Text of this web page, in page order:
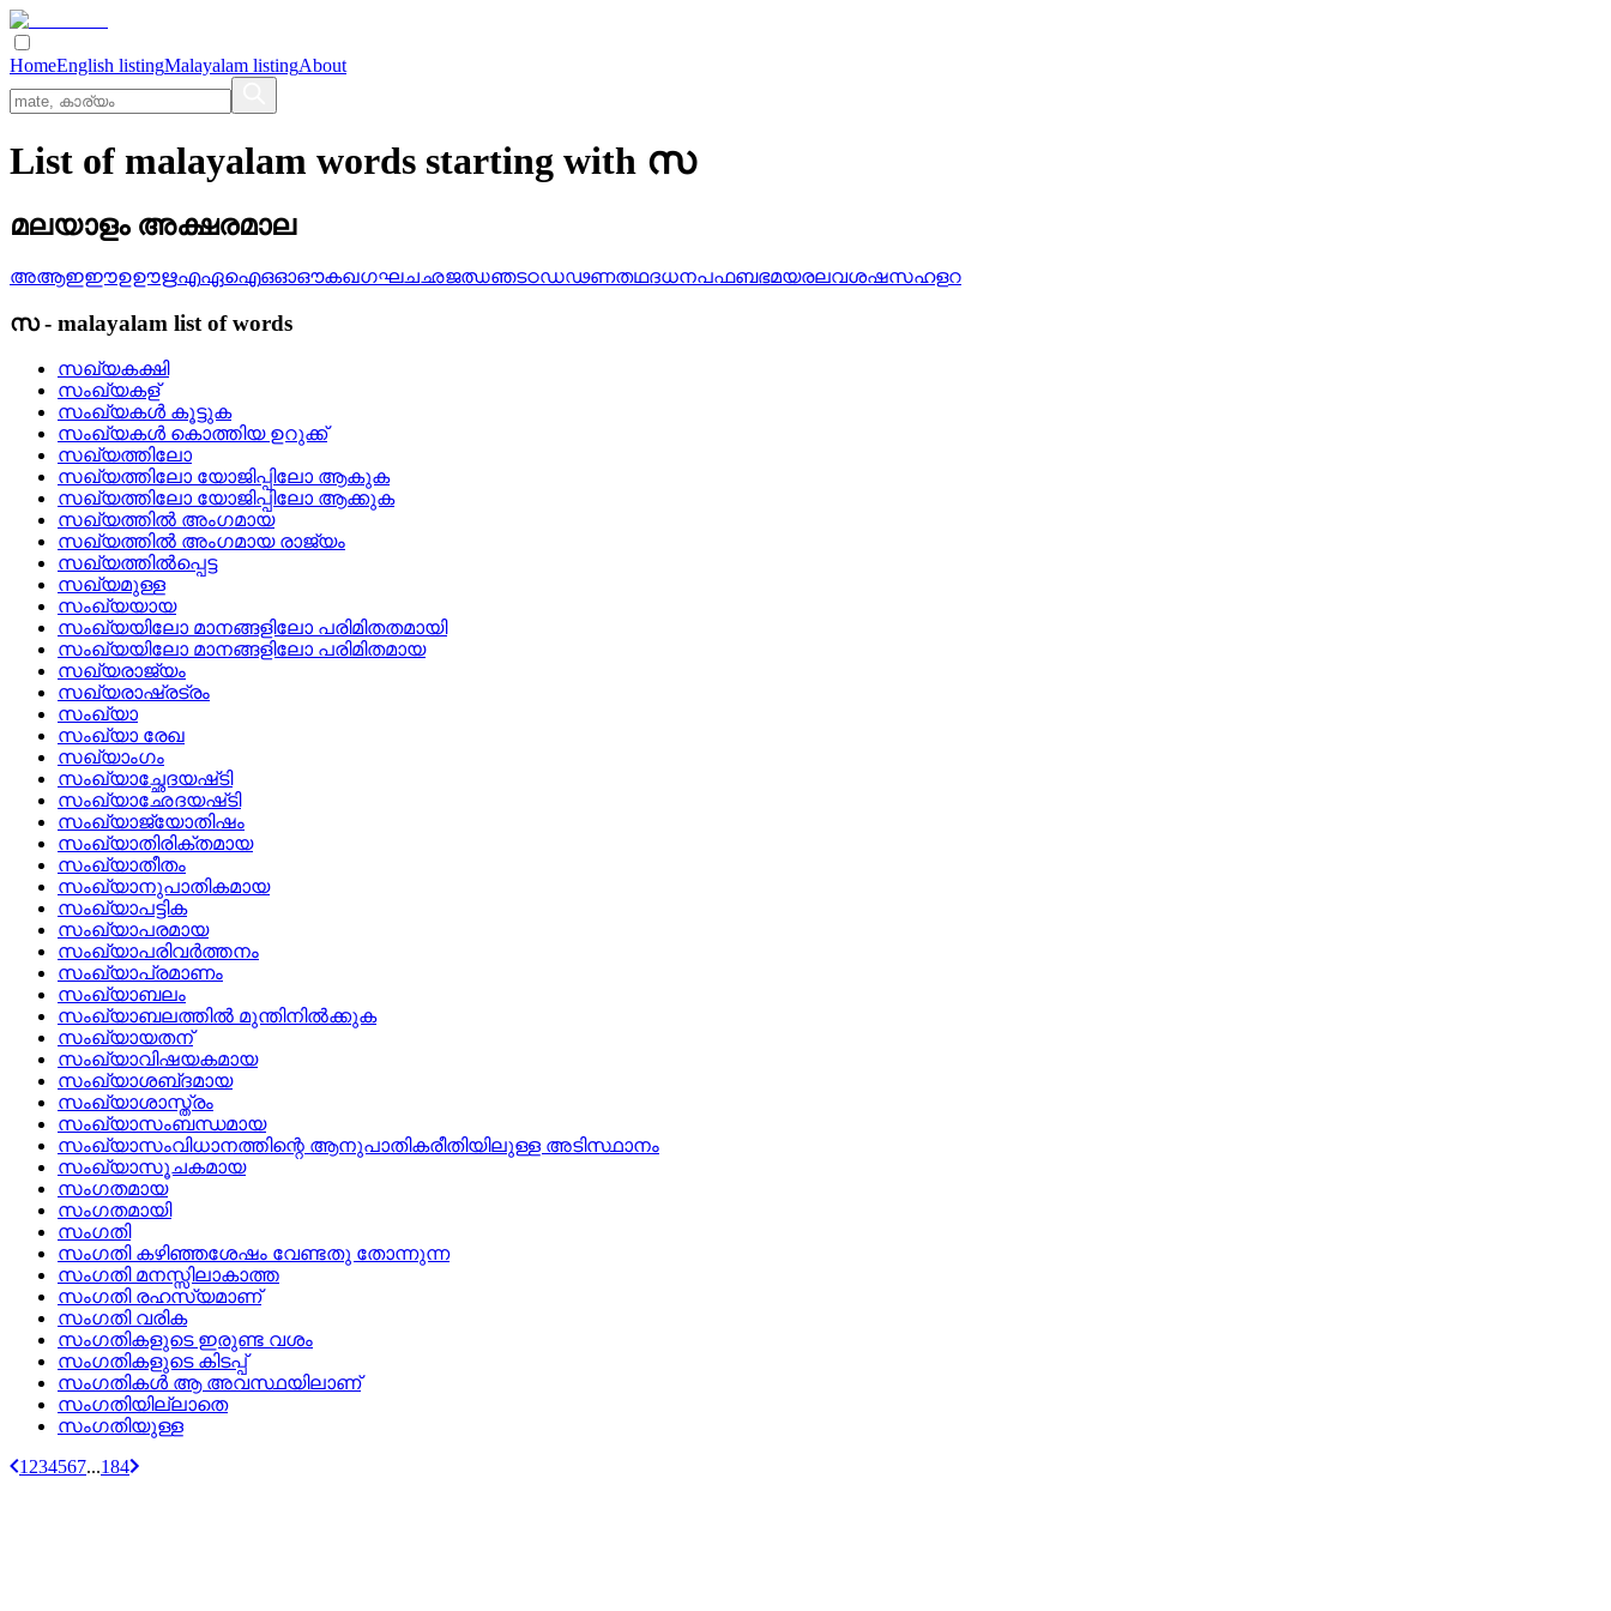
HomeEnglish listingMalayalam listingAbout
List of malayalam words starting with സ
മലയാളം അക്ഷരമാല
അആഇഈഉഊഋഎഏഐഒഓഔകഖഗഘചഛജഝഞടഠഡഢണതഥദധനപഫബഭമയരലവശഷസഹളറ
സ- malayalam list of words
സഖ്യകക്ഷി
സംഖ്യകള്
സംഖ്യകള്‍ കൂട്ടുക
സംഖ്യകള്‍ കൊത്തിയ ഉറുക്ക്
സഖ്യത്തിലോ
സഖ്യത്തിലോ യോജിപ്പിലോ ആകുക
സഖ്യത്തിലോ യോജിപ്പിലോ ആക്കുക
സഖ്യത്തില്‍ അംഗമായ
സഖ്യത്തില്‍ അംഗമായ രാജ്യം
സഖ്യത്തില്‍പ്പെട്ട
സഖ്യമുള്ള
സംഖ്യയായ
സംഖ്യയിലോ മാനങ്ങളിലോ പരിമിതതമായി
സംഖ്യയിലോ മാനങ്ങളിലോ പരിമിതമായ
സഖ്യരാജ്യം
സഖ്യരാഷ്രട്രം
സംഖ്യാ
സംഖ്യാ രേഖ
സഖ്യാംഗം
സംഖ്യാച്ഛേദയഷ്‌ടി
സംഖ്യാഛേദയഷ്‌ടി
സംഖ്യാജ്യോതിഷം
സംഖ്യാതിരിക്തമായ
സംഖ്യാതീതം
സംഖ്യാനുപാതികമായ
സംഖ്യാപട്ടിക
സംഖ്യാപരമായ
സംഖ്യാപരിവര്‍ത്തനം
സംഖ്യാപ്രമാണം
സംഖ്യാബലം
സംഖ്യാബലത്തില്‍ മുന്തിനില്‍ക്കുക
സംഖ്യായതന്
സംഖ്യാവിഷയകമായ
സംഖ്യാശബ്‌ദമായ
സംഖ്യാശാസ്ത്രം
സംഖ്യാസംബന്ധമായ
സംഖ്യാസംവിധാനത്തിന്റെ ആനുപാതികരീതിയിലുള്ള അടിസ്ഥാനം
സംഖ്യാസൂചകമായ
സംഗതമായ
സംഗതമായി
സംഗതി
സംഗതി കഴിഞ്ഞശേഷം വേണ്ടതു തോന്നുന്ന
സംഗതി മനസ്സിലാകാത്ത
സംഗതി രഹസ്യമാണ്
സംഗതി വരിക
സംഗതികളുടെ ഇരുണ്ട വശം
സംഗതികളുടെ കിടപ്പ്
സംഗതികള്‍ ആ അവസ്ഥയിലാണ്
സംഗതിയില്ലാതെ
സംഗതിയുള്ള
1 234567...184